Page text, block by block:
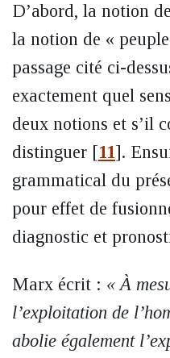
D’abord, la notion
la notion de «
passage cité ci-
exactement quel
deux notions et s’il
distinguer [11] .
grammatical du
pour effet de
diagnostic et
Marx écrit : « À
l’exploitation de
abolie également